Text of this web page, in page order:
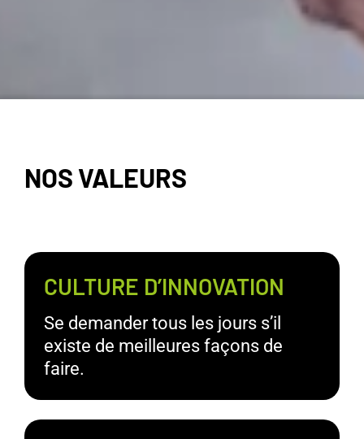
NOS VALEURS
CULTURE D’INNOVATION
Se demander tous les jours s’il
existe de meilleures façons de
faire.